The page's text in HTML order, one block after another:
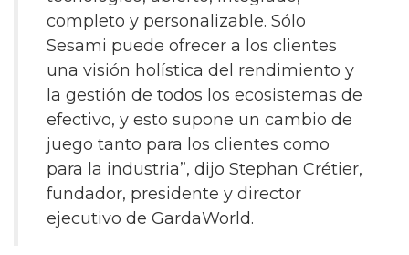
completo y personalizable. Sólo
Sesami puede ofrecer a los clientes
una visión holística del rendimiento y
la gestión de todos los ecosistemas de
efectivo, y esto supone un cambio de
juego tanto para los clientes como
para la industria”, dijo Stephan Crétier,
fundador, presidente y director
ejecutivo de GardaWorld.